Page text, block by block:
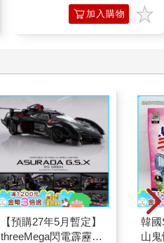
專利設計
加入購物
【預購27年5月暫定】
threeMega閃電霹靂車
韓
山